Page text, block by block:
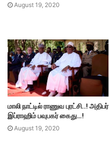
August 19, 2020
மாலி நாட்டில் ராணுவ புரட்சி..! அதிபர்
இப்ராஹிம் பவுபகர் கைது…!
August 19, 2020